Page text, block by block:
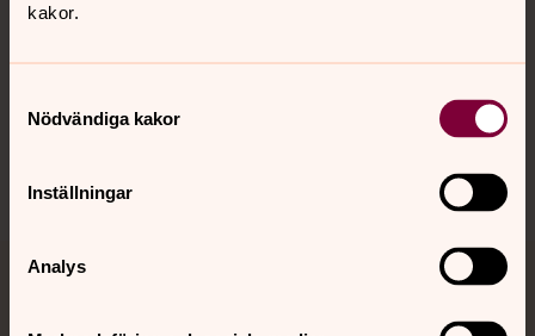
kakor.
Nödvändiga kakor
Inställningar
Analys
Hitta snabbt
Sociala kanaler